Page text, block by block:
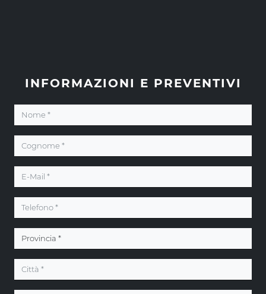
INFORMAZIONI E PREVENTIVI